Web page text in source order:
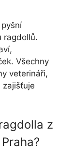
ragdollů.
Všechny
veterináři,
zajišťuje
z